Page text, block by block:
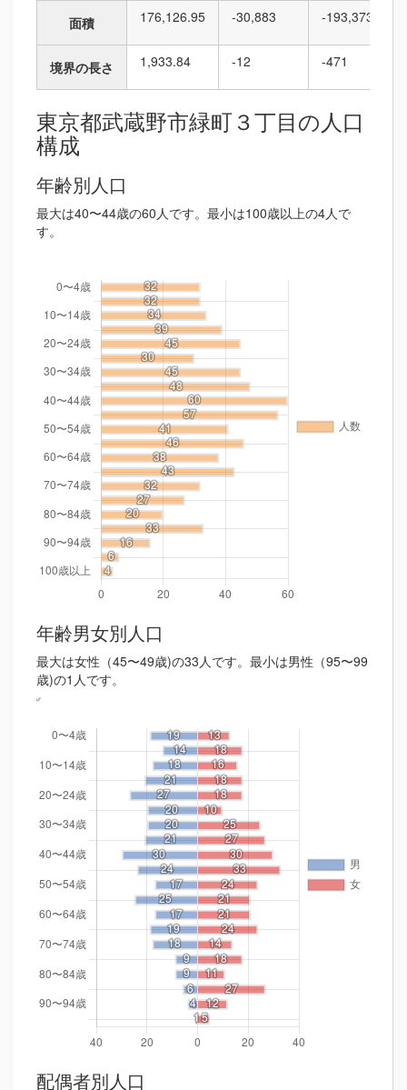
面積 176,126.95 -30,883 -193,373
境界の長さ 1,933.84 -12 -471
東京都武蔵野市緑町３丁目の人口
構成
年齢別人口
最大は40〜44歳の60人です。最小は100歳以上の4人で
す。
年齢男女別人口
最大は女性（45〜49歳)の33人です。最小は男性（95〜99
歳)の1人です。
配偶者別人口